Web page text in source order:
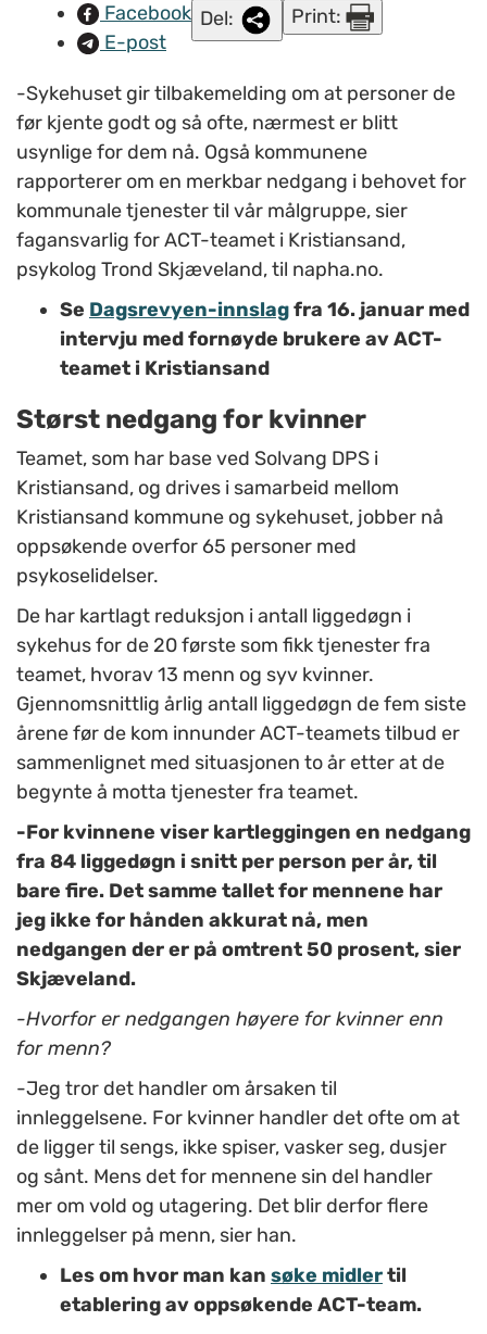
Facebook
E-post
Del: Print:
-Sykehuset gir tilbakemelding om at personer de
før kjente godt og så ofte, nærmest er blitt
usynlige for dem nå. Også kommunene
rapporterer om en merkbar nedgang i behovet for
kommunale tjenester til vår målgruppe, sier
fagansvarlig for ACT-teamet i Kristiansand,
psykolog Trond Skjæveland, til napha.no.
Se Dagsrevyen-innslagfra 16. januar med
intervju med fornøyde brukere av ACT-
teamet i Kristiansand
Størst nedgang for kvinner
Teamet, som har base ved Solvang DPS i
Kristiansand, og drives i samarbeid mellom
Kristiansand kommune og sykehuset, jobber nå
oppsøkende overfor 65 personer med
psykoselidelser.
De har kartlagt reduksjon i antall liggedøgn i
sykehus for de 20 første som fikk tjenester fra
teamet, hvorav 13 menn og syv kvinner.
Gjennomsnittlig årlig antall liggedøgn de fem siste
årene før de kom innunder ACT-teamets tilbud er
sammenlignet med situasjonen to år etter at de
begynte å motta tjenester fra teamet.
-For kvinnene viser kartleggingen en nedgang
fra 84 liggedøgn i snitt per person per år, til
bare fire. Det samme tallet for mennene har
jeg ikke for hånden akkurat nå, men
nedgangen der er på omtrent 50 prosent, sier
Skjæveland.
-Hvorfor er nedgangen høyere for kvinner enn
for menn?
-Jeg tror det handler om årsaken til
innleggelsene. For kvinner handler det ofte om at
de ligger til sengs, ikke spiser, vasker seg, dusjer
og sånt. Mens det for mennene sin del handler
mer om vold og utagering. Det blir derfor flere
innleggelser på menn, sier han.
Les om hvor man kan søke midlertil
etablering av oppsøkende ACT-team.